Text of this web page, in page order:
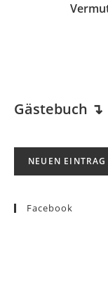
Gästebuch ↴
Facebook